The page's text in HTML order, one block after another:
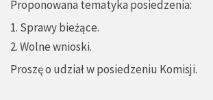
Proponowana tematyka posiedzenia:
1. Sprawy bieżące.
2. Wolne wnioski.
Proszę o udział w posiedzeniu Komisji.